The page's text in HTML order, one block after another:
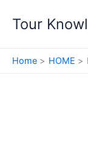
Tour
Home HOME